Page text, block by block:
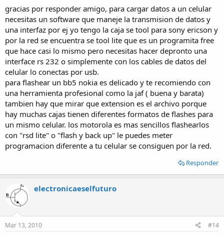
J.A.X,,,para poder utilizarlos con mi telefono celular,,,,explicame
plisssssssss...te lo agradezco!!!!!!!!! xq no entiendo......gracias!!!!!
gracias por responder amigo, para cargar datos a un celular
necesitas un software que maneje la transmision de datos y
una interfaz por ej yo tengo la caja se tool para sony ericson y
por la red se encuentra se tool lite que es un programita free
que hace casi lo mismo pero necesitas hacer depronto una
interface rs 232 o simplemente con los cables de datos del
celular lo conectas por usb.
para flashear un bb5 nokia es delicado y te recomiendo con
una herramienta profesional como la jaf ( buena y barata)
tambien hay que mirar que extension es el archivo porque
hay muchas cajas tienen diferentes formatos de flashes para
un mismo celular. los motorola es mas sencillos flashearlos
con "rsd lite" o "flash y back up" le puedes meter
programacion diferente a tu celular se consiguen por la red.
Responder
electronicaeselfuturo
Mar 13, 2010 #14